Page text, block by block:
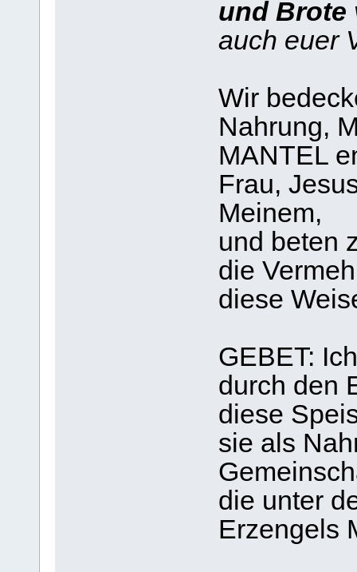
und Brote
auch euer
Wir
Nahrung,
MANTEL
Frau,
Meinem,
und beten
die
diese
GEBET:
durch den
diese
sie als
die unter
Erzengels